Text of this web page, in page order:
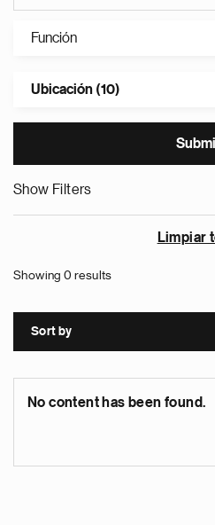
Función
Ubicación (10)
Show Filters
Limpiar
Showing 0 results
Sort by
No content has been found.